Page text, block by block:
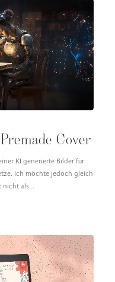
Cover
KI generierte Bilder für
Ich möchte jedoch gleich
nicht als…